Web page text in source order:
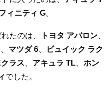
ィニティ G。
たのは、 トヨタ アバロン
マツダ 6
ビュイック ラク
ラス アキュラ TL
ホン
でした。